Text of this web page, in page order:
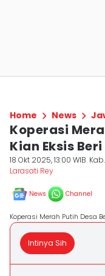
Home News
Koperasi
Kian Eksis
18 Okt 2025, 13:00 WIB
Larasati Rey
News Channel
Koperasi Merah Putih Desa
Intinya Sih